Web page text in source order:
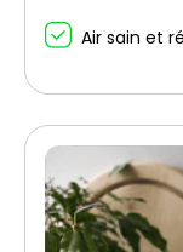
Air sain et